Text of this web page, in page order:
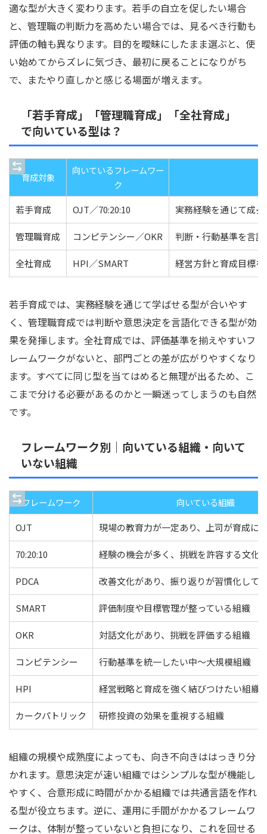
適な型が大きく変わります。若手の自立を促したい場合
と、管理職の判断力を高めたい場合では、見るべき行動も
評価の軸も異なります。目的を曖昧にしたまま選ぶと、使
い始めてからズレに気づき、最初に戻ることになりがち
で、またやり直しかと感じる場面が増えます。
「若手育成」「管理職育成」「全社育成」
で向いている型は？
育成対象
向いているフレームワー
ク
若手育成
OJT／70:20:10 実務経験を通じて成
管理職育成 コンピテンシー／OKR 判断・行動基準を言
全社育成 HPI／SMART 経営方針と育成目標
若手育成では、実務経験を通じて学ばせる型が合いやす
く、管理職育成では判断や意思決定を言語化できる型が効
果を発揮します。全社育成では、評価基準を揃えやすいフ
レームワークがないと、部門ごとの差が広がりやすくなり
ます。すべてに同じ型を当てはめると無理が出るため、こ
こまで分ける必要があるのかと一瞬迷ってしまうのも自然
です。
フレームワーク別｜向いている組織・向いて
いない組織
フレームワーク
向いている組織
OJT
現場の教育力が一定あり、上司が育成に
70:20:10 経験の機会が多く、挑戦を許容する文化
PDCA 改善文化があり、振り返りが習慣化して
SMART 評価制度や目標管理が整っている組織
OKR 対話文化があり、挑戦を評価する組織
コンピテンシー 行動基準を統一したい中〜大規模組織
HPI 経営戦略と育成を強く結びつけたい組織
カークパトリック 研修投資の効果を重視する組織
組織の規模や成熟度によっても、向き不向きははっきり分
かれます。意思決定が速い組織ではシンプルな型が機能し
やすく、合意形成に時間がかかる組織では共通言語を作れ
る型が役立ちます。逆に、運用に手間がかかるフレームワ
ークは、体制が整っていないと負担になり、これを回せる